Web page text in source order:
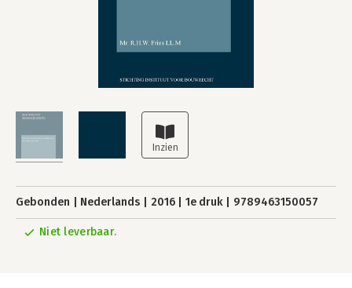
Gebonden Nederlands 2016 1e druk 9789463150057
Niet leverbaar.